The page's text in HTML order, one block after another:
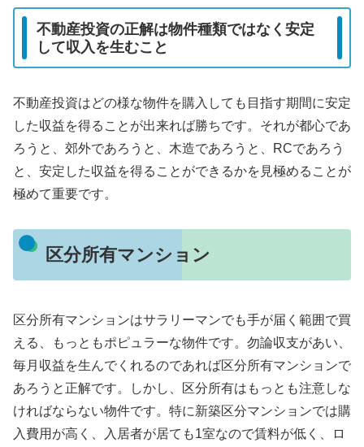
不動産投資の正解は物件種類ではなく安定
して収入を生むこと
不動産投資はどの様な物件を購入しても目指す期間に安定
した収益を得ることが出来れば勝ちです。それが都心であ
ろうと、郊外であろうと、木造であろうと、RCであろう
と、安定した収益を得ることができるかを見極めることが
極めて重要です。
区分所有マンション
区分所有マンションはサラリーマンでも手が届く範囲で買
える、もっともポピュラーな物件です。勿論収支があい、
毎月収益を生んでくれるのであれば区分所有マンションで
あろうと正解です。しかし、区分所有はもっとも注意しな
ければならない物件です。特に新築区分マンションでは購
入費用が高く、入居者が居ても1室なので賃料が低く、ロ